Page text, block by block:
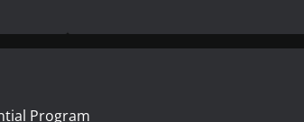
Program